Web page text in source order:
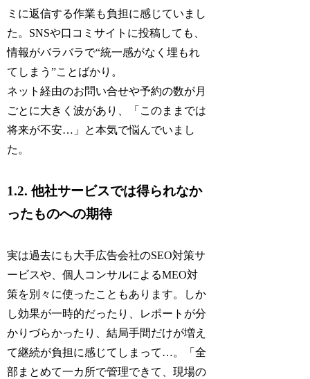
ミに返信する作業も負担に感じていまし
た。SNSや口コミサイトに投稿しても、
情報がバラバラで“統一感がなく埋もれ
てしまう”ことばかり。
ネット経由のお問い合せや予約の数が月
ごとに大きく波があり、「このままでは
将来が不安…」と本気で悩んでいまし
た。
1.2. 他社サービスでは得られなか
ったものへの期待
実は過去にも大手広告会社のSEO対策サ
ービスや、個人コンサルによるMEO対
策を別々に使ったこともあります。しか
し効果が一時的だったり、レポートが分
かりづらかったり、結局手間だけが増え
て継続が負担に感じてしまって…。「全
部まとめて一カ所で管理できて、現場の